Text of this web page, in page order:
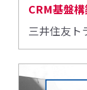
CRM基盤
三井住友ト